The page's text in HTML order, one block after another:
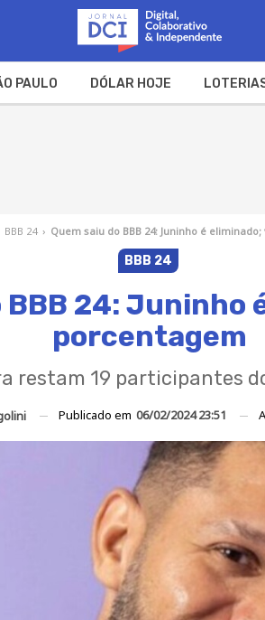
PAULO DÓLAR HOJE
BBB 24 › Quem saiu do BBB 24: Juninho é
BBB 24
BBB 24: Juninho
porcentagem
restam 19 participantes
Publicado em 06/02/2024 23:51